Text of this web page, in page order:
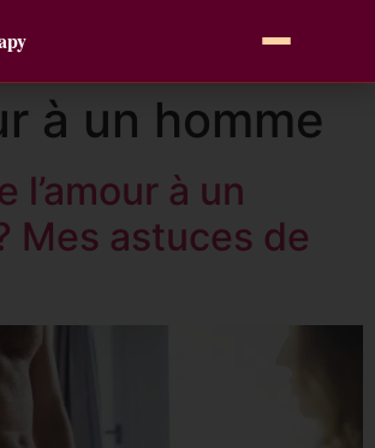
:
bien faire
à un homme
l’amour à un
Mes astuces de